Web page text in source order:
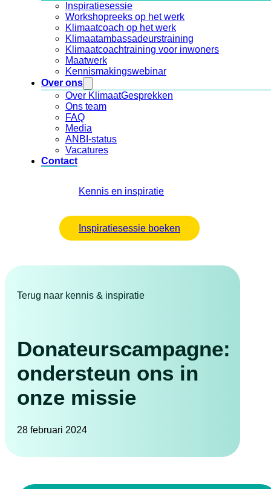
Inspiratiesessie
Workshopreeks op het werk
Klimaatcoach op het werk
Klimaatambassadeurstraining
Klimaatcoachtraining voor inwoners
Maatwerk
Kennismakingswebinar
Over ons
Over KlimaatGesprekken
Ons team
FAQ
Media
ANBI-status
Vacatures
Contact
Kennis en inspiratie
Inspiratiesessie boeken
Terug naar kennis & inspiratie
Donateurscampagne:
ondersteun ons in
onze missie
28 februari 2024